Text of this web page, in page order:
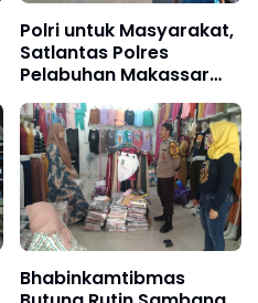
Polri untuk Masyarakat,
Satlantas Polres
Pelabuhan Makassar
Kawal Arus Penumpang
Kapal Sandar
Bhabinkamtibmas